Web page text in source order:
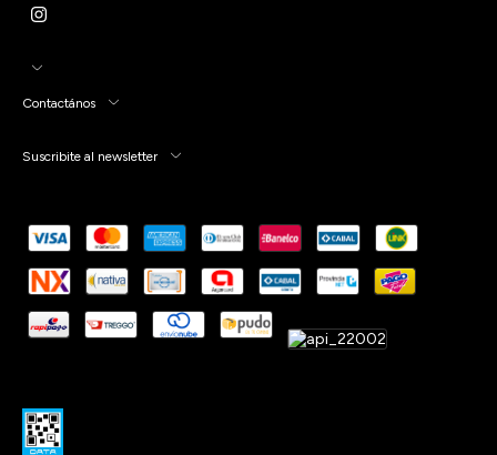
Contactános
Suscribite al newsletter